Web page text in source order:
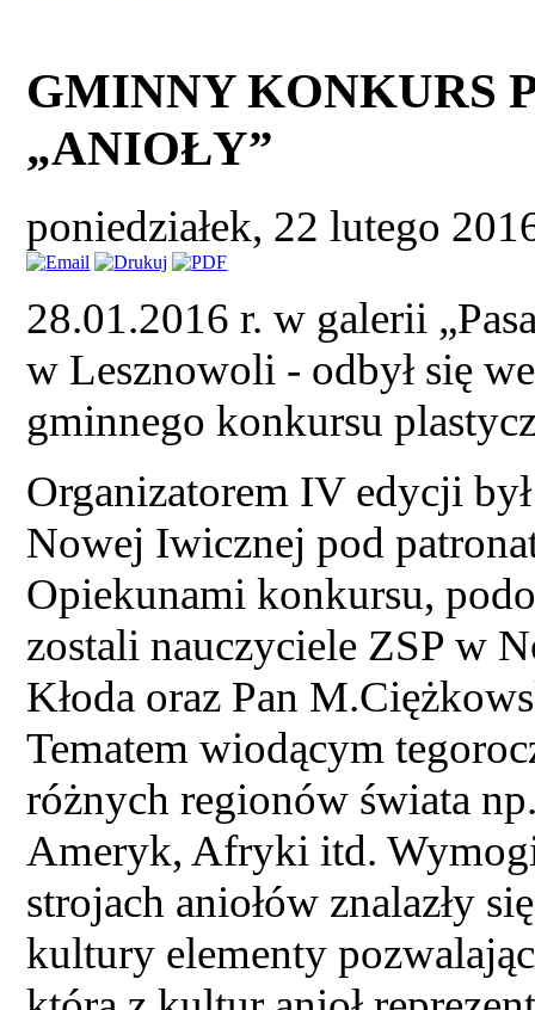
GMINNY KONKURS
„ANIOŁY”
poniedziałek, 22 lutego
28.01.2016 r. w galerii
w Lesznowoli - odbył się
gminnego konkursu
Organizatorem IV edycji
Nowej Iwicznej pod
Opiekunami konkursu,
zostali nauczyciele ZSP w
Kłoda oraz Pan
Tematem wiodącym
różnych regionów świata
Ameryk, Afryki itd.
strojach aniołów znalazły
kultury elementy